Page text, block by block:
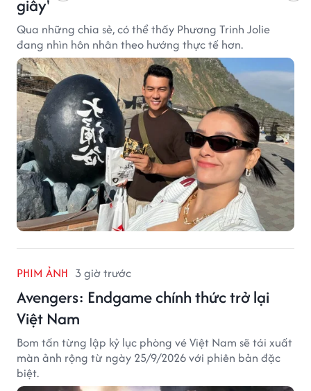
giây'
Qua những chia sẻ, có thể thấy Phương Trinh Jolie
đang nhìn hôn nhân theo hướng thực tế hơn.
PHIM ẢNH 3 giờ trước
Avengers: Endgame chính thức trở lại
Việt Nam
Bom tấn từng lập kỷ lục phòng vé Việt Nam sẽ tái xuất
màn ảnh rộng từ ngày 25/9/2026 với phiên bản đặc
biệt.